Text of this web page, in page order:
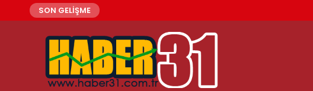
SON GELİŞME